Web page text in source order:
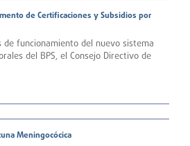
de Certificaciones y Subsidios por
de funcionamiento del nuevo sistema
del BPS, el Consejo Directivo de
Meningocócica